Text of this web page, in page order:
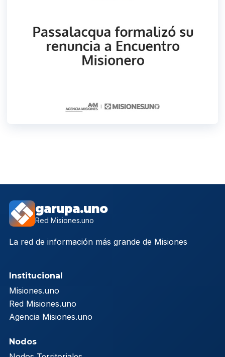
garupa.uno
Red Misiones.uno
La red de información más grande de Misiones
Institucional
Misiones.uno
Red Misiones.uno
Agencia Misiones.uno
Nodos